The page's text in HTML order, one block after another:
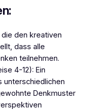
die den kreativen
dass alle
teilnehmen.
4-12): Ein
unterschiedlichen
Denkmuster